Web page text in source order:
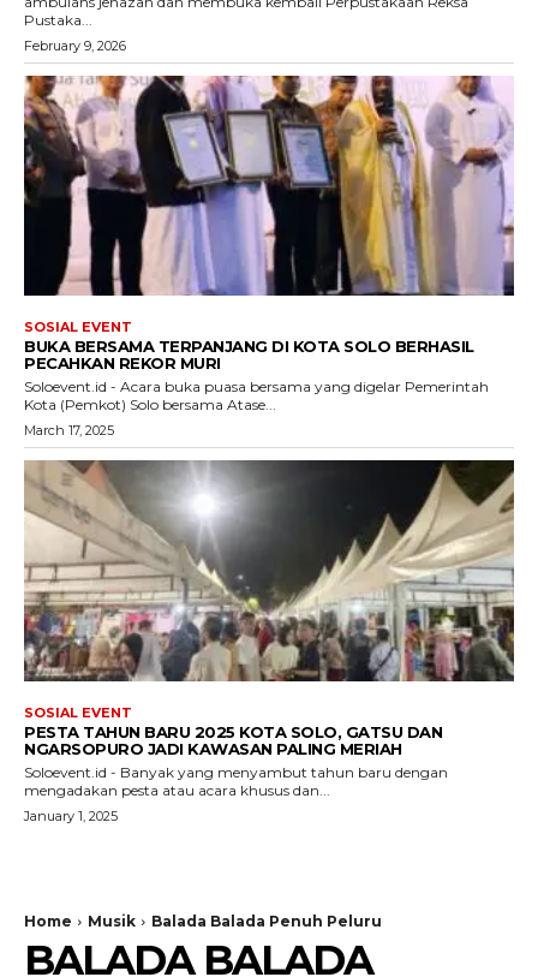
Pustaka...
February 9, 2026
SOSIAL EVENT
BUKA BERSAMA TERPANJANG DI KOTA SOLO BERHASIL
PECAHKAN REKOR MURI
Soloevent.id - Acara buka puasa bersama yang digelar Pemerintah
Kota (Pemkot) Solo bersama Atase...
March 17, 2025
SOSIAL EVENT
PESTA TAHUN BARU 2025 KOTA SOLO, GATSU DAN
NGARSOPURO JADI KAWASAN PALING MERIAH
Soloevent.id - Banyak yang menyambut tahun baru dengan
mengadakan pesta atau acara khusus dan...
January 1, 2025